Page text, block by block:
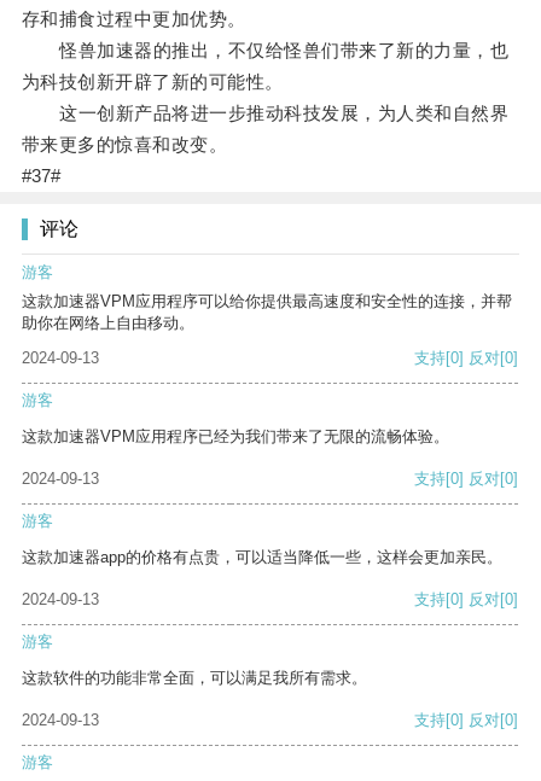
存和捕食过程中更加优势。
怪兽加速器的推出，不仅给怪兽们带来了新的力量，也
为科技创新开辟了新的可能性。
这一创新产品将进一步推动科技发展，为人类和自然界
带来更多的惊喜和改变。
#37#
评论
游客
这款加速器VPM应用程序可以给你提供最高速度和安全性的连接，并帮
助你在网络上自由移动。
2024-09-13
支持[0] 反对[0]
游客
这款加速器VPM应用程序已经为我们带来了无限的流畅体验。
2024-09-13 支持[0] 反对[0]
游客
这款加速器app的价格有点贵，可以适当降低一些，这样会更加亲民。
2024-09-13 支持[0] 反对[0]
游客
这款软件的功能非常全面，可以满足我所有需求。
2024-09-13 支持[0] 反对[0]
游客